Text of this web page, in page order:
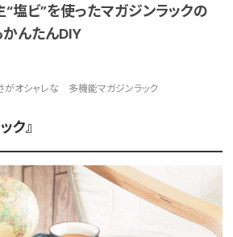
塩ビ”を使ったマガジンラックの
かんたんDIY
オシャレな 多機能マガジンラック
ク』